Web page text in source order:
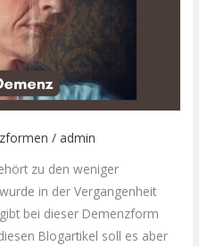
/ admin
zu den weniger
in der Vergangenheit
bei dieser Demenzform
Blogartikel soll es aber